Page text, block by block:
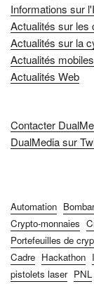
Informations sur
Actualités sur les
Actualités sur la
Actualités mobiles
Actualités Web
Contacter
DualMedia sur
Automation
Crypto-monnaies
Portefeuilles de
Cadre Hackathon
pistolets laser PNL